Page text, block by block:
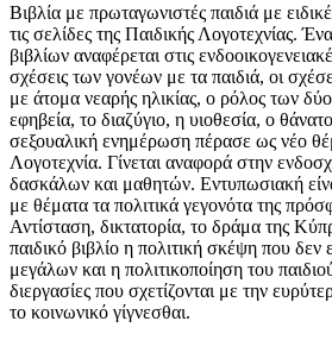
Βιβλία με πρωταγωνιστές παιδιά με
τις σελίδες της Παιδικής Λογοτεχνίας.
βιβλίων αναφέρεται στις
σχέσεις των γονέων με τα παιδιά, οι
με άτομα νεαρής ηλικίας, ο ρόλος των
εφηβεία, το διαζύγιο, η υιοθεσία, ο
σεξουαλική ενημέρωση πέρασε ως νέο
Λογοτεχνία. Γίνεται αναφορά στην
δασκάλων και μαθητών. Εντυπωσιακή
με θέματα τα πολιτικά γεγονότα της
Αντίσταση, δικτατορία, το δράμα της
παιδικό βιβλίο η πολιτική σκέψη που δεν
μεγάλων και η πολιτικοποίηση του
διεργασίες που σχετίζονται με την
το κοινωνικό γίγνεσθαι.